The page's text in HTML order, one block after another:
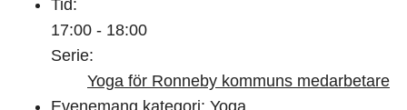
Tid:
17:00 - 18:00
Serie:
Yoga för Ronneby kommuns medarbetare
Evenemang kategori: Yoga